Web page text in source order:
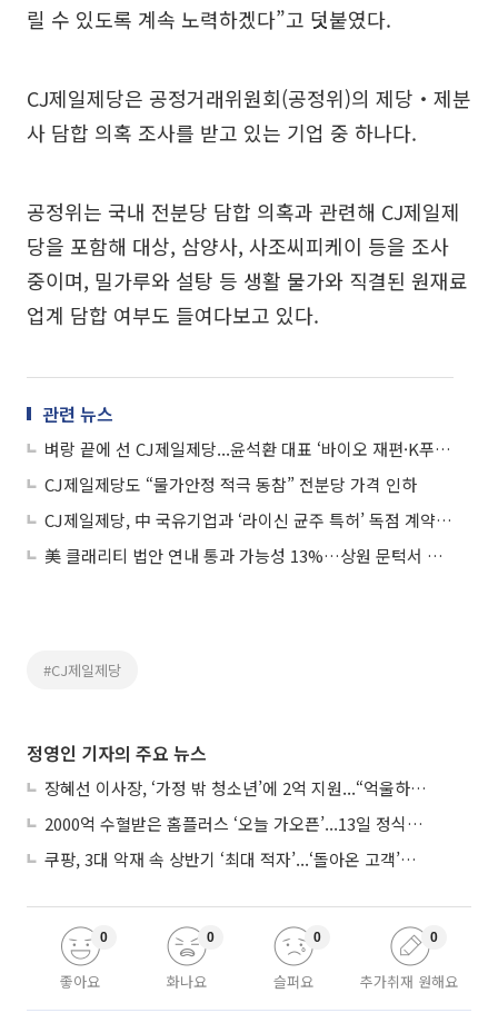
릴 수 있도록 계속 노력하겠다”고 덧붙였다.
CJ제일제당은 공정거래위원회(공정위)의 제당‧제분
사 담합 의혹 조사를 받고 있는 기업 중 하나다.
공정위는 국내 전분당 담합 의혹과 관련해 CJ제일제
당을 포함해 대상, 삼양사, 사조씨피케이 등을 조사
중이며, 밀가루와 설탕 등 생활 물가와 직결된 원재료
업계 담합 여부도 들여다보고 있다.
관련 뉴스
벼랑 끝에 선 CJ제일제당...윤석환 대표 ‘바이오 재편·K푸드 재정비’ 승부수
CJ제일제당도 “물가안정 적극 동참” 전분당 가격 인하
CJ제일제당, 中 국유기업과 ‘라이신 균주 특허’ 독점 계약 체결
美 클래리티 법안 연내 통과 가능성 13%…상원 문턱서 제동
#CJ제일제당
정영인 기자의 주요 뉴스
장혜선 이사장, ‘가정 밖 청소년’에 2억 지원...“억울하고 아파도 단단해지길”
2000억 수혈받은 홈플러스 ‘오늘 가오픈’...13일 정식 개장 시험대
쿠팡, 3대 악재 속 상반기 ‘최대 적자’...‘돌아온 고객’에 수익성 반등 주목
좋아요
0
화나요
0
슬퍼요
0
추가취재 원해요
0